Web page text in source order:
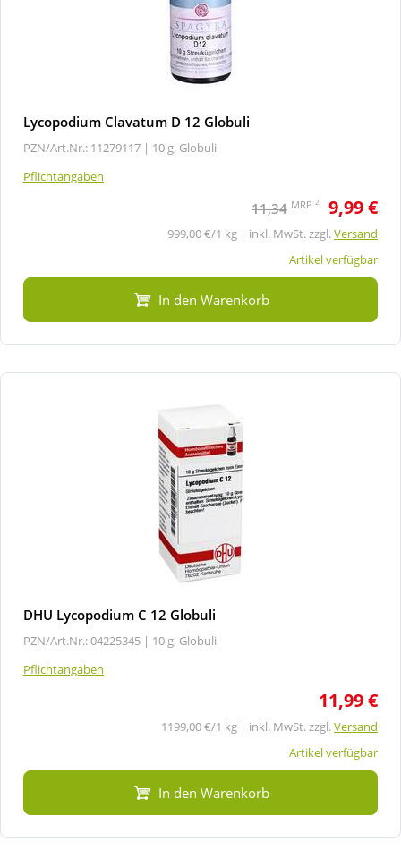
Lycopodium Clavatum D 12 Globuli
PZN/Art.Nr.: 11279117 | 10 g, Globuli
Pflichtangaben
11,34 MRP 2 9,99 €
999,00 €/1 kg | inkl. MwSt. zzgl.Versand
Artikel verfügbar
In den Warenkorb
DHU Lycopodium C 12 Globuli
PZN/Art.Nr.: 04225345 | 10 g, Globuli
Pflichtangaben
11,99 €
1199,00 €/1 kg | inkl. MwSt. zzgl.Versand
Artikel verfügbar
In den Warenkorb